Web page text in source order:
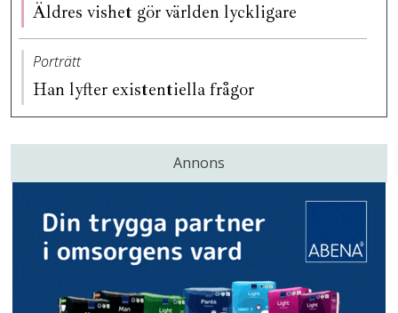
Äldres vishet gör världen lyckligare
Porträtt
Han lyfter existentiella frågor
Annons